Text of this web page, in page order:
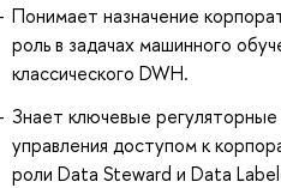
Понимает назначение
роль в задачах машинного
классического DWH.
Знает ключевые
управления доступом к
роли Data Steward и Data